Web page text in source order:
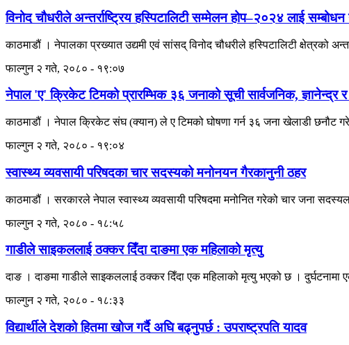
विनोद चौधरीले अन्तर्राष्ट्रिय हस्पिटालिटी सम्मेलन होप–२०२४ लाई सम्बोधन
काठमाडौं । नेपालका प्रख्यात उद्यमी एवं सांसद् विनोद चौधरीले हस्पिटालिटी क्षेत्रको
फाल्गुन २ गते, २०८० - १९:०७
नेपाल 'ए' क्रिकेट टिमको प्रारम्भिक ३६ जनाको सूची सार्वजनिक, ज्ञानेन्द्र
काठमाडौं । नेपाल क्रिकेट संघ (क्यान) ले ए टिमको घोषणा गर्न ३६ जना खेलाडी छनौट
फाल्गुन २ गते, २०८० - १९:०४
स्वास्थ्य व्यवसायी परिषदका चार सदस्यको मनोनयन गैरकानुनी ठहर
काठमाडौं । सरकारले नेपाल स्वास्थ्य व्यवसायी परिषदमा मनोनित गरेको चार जना
फाल्गुन २ गते, २०८० - १८:५८
गाडीले साइकललाई ठक्कर दिँदा दाङमा एक महिलाको मृत्यु
दाङ । दाङमा गाडीले साइकललाई ठक्कर दिँदा एक महिलाको मृत्यु भएको छ ।
फाल्गुन २ गते, २०८० - १८:३३
विद्यार्थीले देशको हितमा खोज गर्दै अघि बढ्नुपर्छ : उपराष्ट्रपति यादव